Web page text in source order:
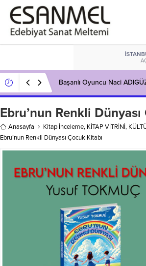
Başarılı Oyuncu Naci
Ebru’nun Renkli
Anasayfa Kitap İnceleme, KİTAP VİTRİNİ,
Ebru’nun Renkli Dünyası Çocuk Kitabı